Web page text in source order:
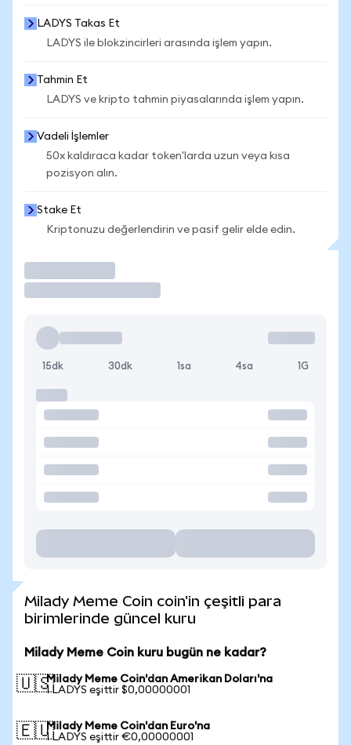
LADYS Takas Et
LADYS ile blokzincirleri arasında işlem yapın.
Tahmin Et
LADYS ve kripto tahmin piyasalarında işlem yapın.
Vadeli İşlemler
50x kaldıraca kadar token'larda uzun veya kısa
pozisyon alın.
Stake Et
Kriptonuzu değerlendirin ve pasif gelir elde edin.
15dk 30dk 1sa 4sa 1G
Milady Meme Coin coin'in çeşitli para
birimlerinde güncel kuru
Milady Meme Coin kuru bugün ne kadar?
🇺🇸Milady Meme Coin'dan Amerikan Doları'na
1 LADYS eşittir $0,00000001
🇪🇺Milady Meme Coin'dan Euro'na
1 LADYS eşittir €0,00000001